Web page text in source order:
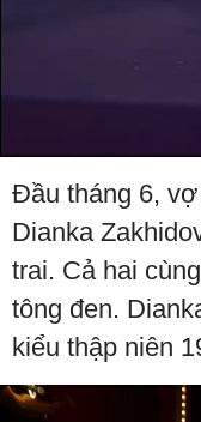
Đầu tháng 6,
Dianka
trai. Cả hai
tông đen.
kiểu thập niên